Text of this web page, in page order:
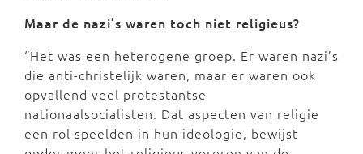
Maar de nazi’s waren toch niet religieus?
“Het was een heterogene groep. Er waren nazi’s
die anti-christelijk waren, maar er waren ook
opvallend veel protestantse
nationaalsocialisten. Dat aspecten van religie
een rol speelden in hun ideologie, bewijst